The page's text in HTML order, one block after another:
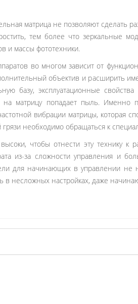
матрица не позволяют сделать
тем более что зеркальные
и массы фототехники.
во многом зависит от
объектив и расширить
базу, эксплуатационные
матрицу попадает пыль. Именно
вибрации матрицы, которая
необходимо обращаться к
чтобы отнести эту технику к
из-за сложности управления и
для начинающих в управлении
в несложных настройках, даже